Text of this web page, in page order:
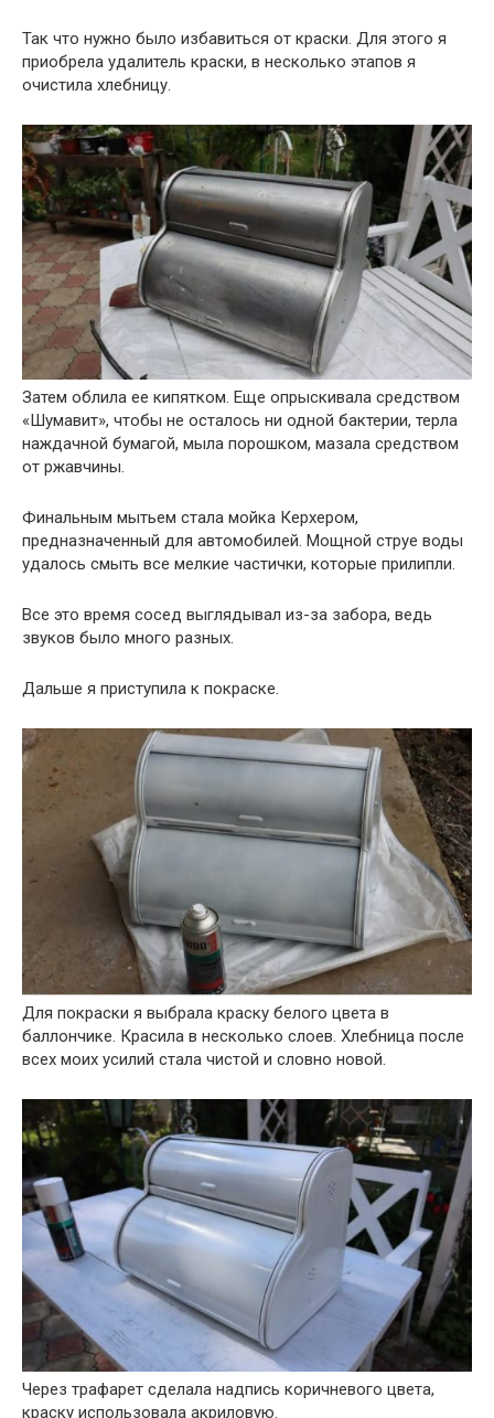
Так что нужно было избавиться от краски. Для этого я
приобрела удалитель краски, в несколько этапов я
очистила хлебницу.
Затем облила ее кипятком. Еще опрыскивала средством
«Шумавит», чтобы не осталось ни одной бактерии, терла
наждачной бумагой, мыла порошком, мазала средством
от ржавчины.
Финальным мытьем стала мойка Керхером,
предназначенный для автомобилей. Мощной струе воды
удалось смыть все мелкие частички, которые прилипли.
Все это время сосед выглядывал из-за забора, ведь
звуков было много разных.
Дальше я приступила к покраске.
Для покраски я выбрала краску белого цвета в
баллончике. Красила в несколько слоев. Хлебница после
всех моих усилий стала чистой и словно новой.
Через трафарет сделала надпись коричневого цвета,
краску использовала акриловую.